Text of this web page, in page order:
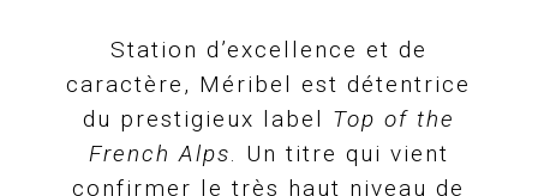
Station d’excellence et de
caractère, Méribel est détentrice
du prestigieux label Top of the
French Alps. Un titre qui vient
confirmer le très haut niveau de